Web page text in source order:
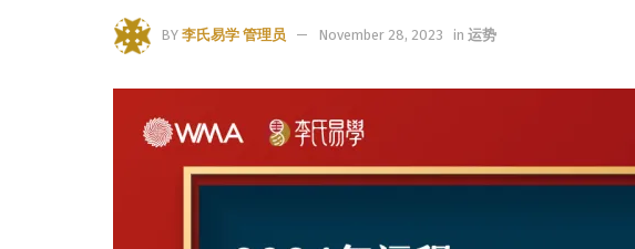
BY 李氏易学 管理员 November 28, 2023 in 运势